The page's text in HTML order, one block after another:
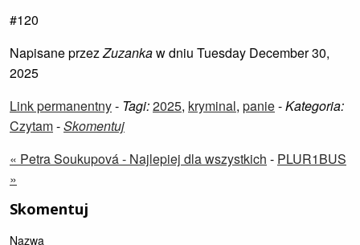
#120
Napisane przezZuzankaw dniu Tuesday December 30,
2025
Link permanentny- Tagi:2025, kryminal, panie-Kategoria:
Czytam-Skomentuj
« Petra Soukupová - Najlepiej dla wszystkich - PLUR1BUS
»
Skomentuj
Nazwa